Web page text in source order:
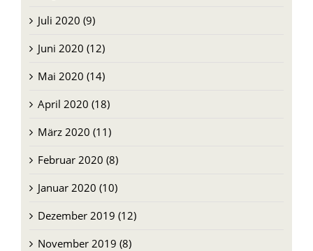
Juli 2020 (9)
Juni 2020 (12)
Mai 2020 (14)
April 2020 (18)
März 2020 (11)
Februar 2020 (8)
Januar 2020 (10)
Dezember 2019 (12)
November 2019 (8)